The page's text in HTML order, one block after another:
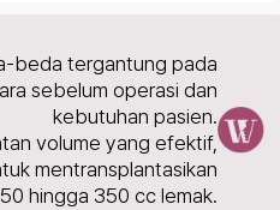
beda tergantung pada
sebelum operasi dan
kebutuhan pasien.
volume yang efektif,
mentransplantasikan
hingga 350 cc lemak.